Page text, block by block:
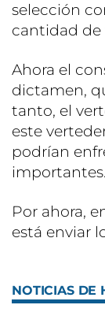
selección
cantidad de
Ahora el
dictamen,
tanto, el
este
podrían
importantes.
Por ahora,
está enviar
NOTICIAS DE